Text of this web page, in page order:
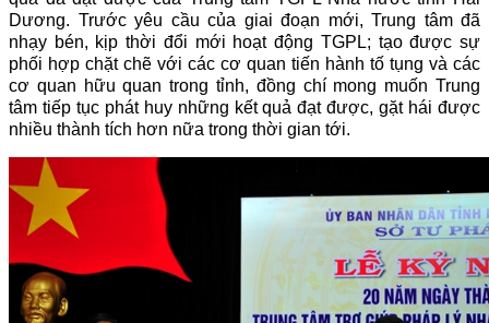
Dương. Trước yêu cầu của giai đoạn mới, Trung tâm đã
nhạy bén, kịp thời đổi mới hoạt động TGPL; tạo được sự
phối hợp chặt chẽ với các cơ quan tiến hành tố tụng và các
cơ quan hữu quan trong tỉnh, đồng chí mong muốn Trung
tâm tiếp tục phát huy những kết quả đạt được, gặt hái được
nhiều thành tích hơn nữa trong thời gian tới.